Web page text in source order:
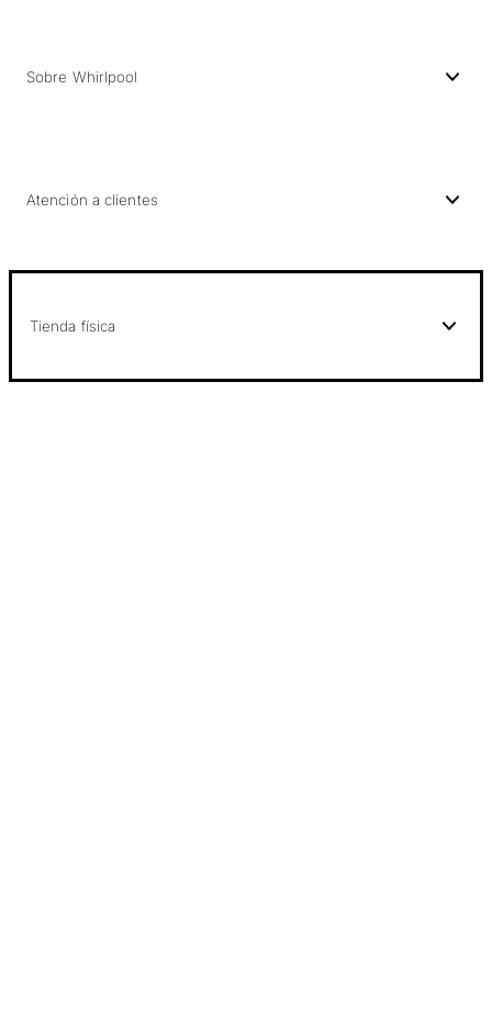
Sobre Whirlpool
Atención a clientes
Tienda física